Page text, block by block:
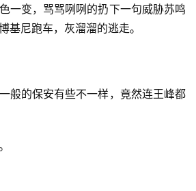
一变，骂骂咧咧的扔下一句威胁苏鸣
基尼跑车，灰溜溜的逃走。
般的保安有些不一样，竟然连王峰都